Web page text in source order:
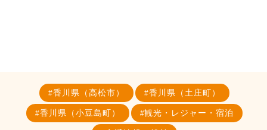
香川県（高松市） 香川県（土庄町）
香川県（小豆島町） 観光・レジャー・宿泊